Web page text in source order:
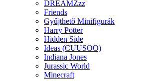
DREAMZzz
Friends
Gyűjthető Minifigurák
Harry Potter
Hidden Side
Ideas (CUUSOO)
Indiana Jones
Jurassic World
Minecraft